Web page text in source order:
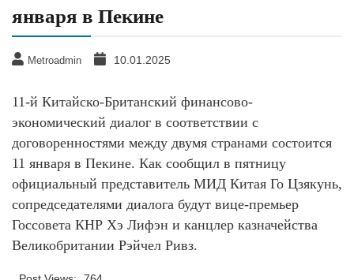
января в Пекине
Metroadmin 10.01.2025
11-й Китайско-Британский финансово-
экономический диалог в соответствии с
договоренностями между двумя странами состоится
11 января в Пекине. Как сообщил в пятницу
официальный представитель МИД Китая Го Цзякунь,
сопредседателями диалога будут вице-премьер
Госсовета КНР Хэ Лифэн и канцлер казначейства
Великобритании Рэйчел Ривз.